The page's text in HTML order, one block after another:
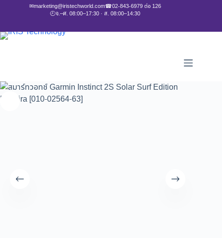
✉marketing@iristechworld.com☎02-843-6979 ต่อ 126
🕘จ.–ศ. 08:00–17:30 · ส. 08:00–14:30